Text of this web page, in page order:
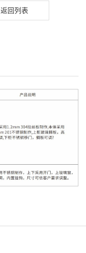
返回列表